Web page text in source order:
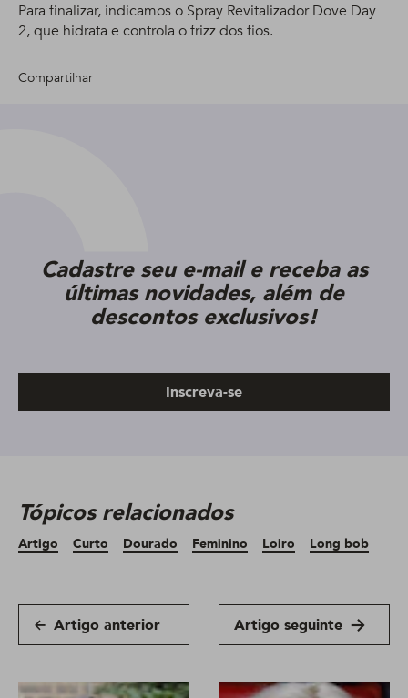
Para finalizar, indicamos o Spray Revitalizador Dove Day
2, que hidrata e controla o frizz dos fios.
Compartilhar
Cadastre seu e-mail e receba as
últimas novidades, além de
descontos exclusivos!
Inscreva-se
Tópicos relacionados
Artigo Curto Dourado Feminino Loiro Long bob
Artigo anterior Artigo seguinte